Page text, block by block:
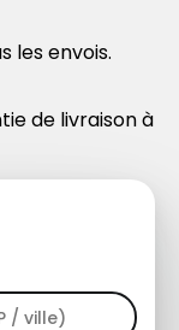
les envois.
de livraison à